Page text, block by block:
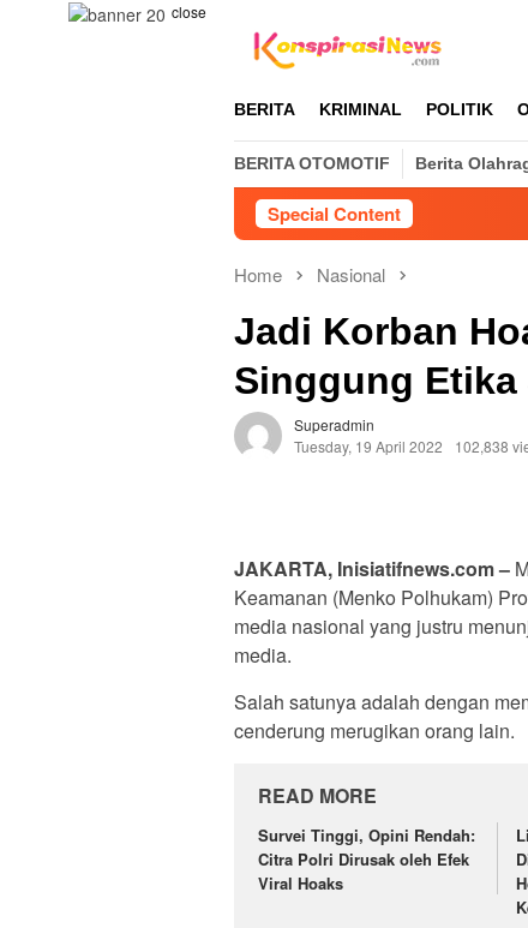
close
BERITA KRIMINAL POLITIK
BERITA OTOMOTIF Berita
Special Content
Home Nasional
Jadi Korban
Singgung
Superadmin
Tuesday, 19 April 2022
102,838
JAKARTA, Inisiatifnews.com –
Keamanan (Menko Polhukam)
media nasional yang justru
media.
Salah satunya adalah dengan
cenderung merugikan orang lain.
READ MORE
Survei Tinggi, Opini Rendah:
Citra Polri Dirusak oleh Efek
Viral Hoaks